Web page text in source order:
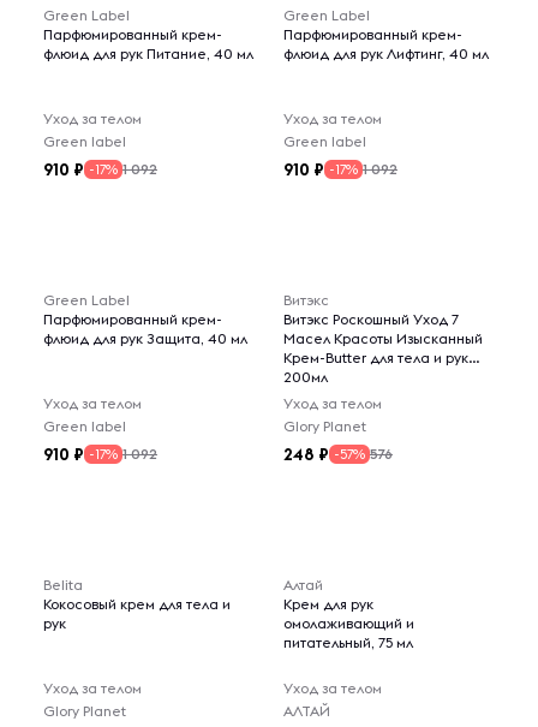
Green Label
Парфюмированный крем-
флюид для рук Питание, 40 мл
Уход за телом
Green label
910 -17% 1 092
Green Label
Парфюмированный крем-
флюид для рук Лифтинг, 40 мл
Уход за телом
Green label
910 -17% 1 092
Green Label
Парфюмированный крем-
флюид для рук Защита, 40 мл
Уход за телом
Green label
910 -17% 1 092
Витэкс
Витэкс Роскошный Уход 7
Масел Красоты Изысканный
Крем-Butter для тела и рук
200мл
Уход за телом
Glory Planet
248 -57% 576
Belita
Кокосовый крем для тела и
рук
Уход за телом
Glory Planet
Алтай
Крем для рук
омолаживающий и
питательный, 75 мл
Уход за телом
АЛТАЙ